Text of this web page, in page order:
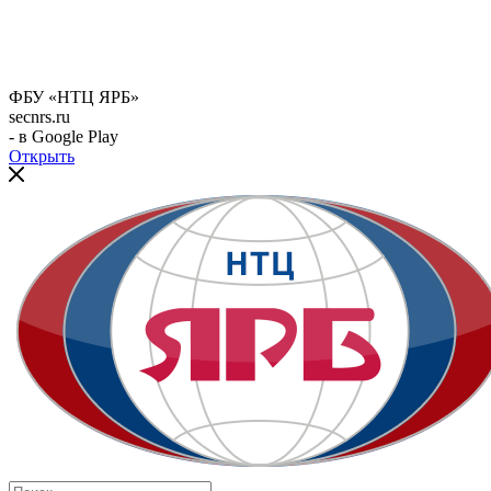
ФБУ «НТЦ ЯРБ»
secnrs.ru
- в Google Play
Открыть